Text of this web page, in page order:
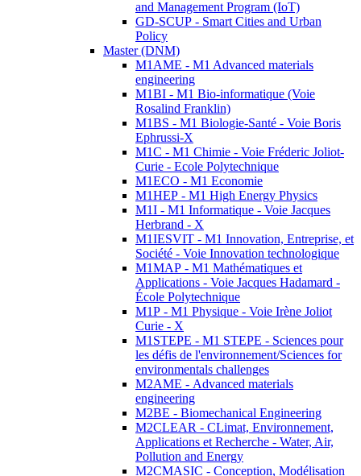
and Management Program (IoT)
GD-SCUP - Smart Cities and Urban
Policy
Master (DNM)
M1AME - M1 Advanced materials
engineering
M1BI - M1 Bio-informatique (Voie
Rosalind Franklin)
M1BS - M1 Biologie-Santé - Voie Boris
Ephrussi-X
M1C - M1 Chimie - Voie Fréderic Joliot-
Curie - Ecole Polytechnique
M1ECO - M1 Economie
M1HEP - M1 High Energy Physics
M1I - M1 Informatique - Voie Jacques
Herbrand - X
M1IESVIT - M1 Innovation, Entreprise, et
Société - Voie Innovation technologique
M1MAP - M1 Mathématiques et
Applications - Voie Jacques Hadamard -
École Polytechnique
M1P - M1 Physique - Voie Irène Joliot
Curie - X
M1STEPE - M1 STEPE - Sciences pour
les défis de l'environnement/Sciences for
environmentals challenges
M2AME - Advanced materials
engineering
M2BE - Biomechanical Engineering
M2CLEAR - CLimat, Environnement,
Applications et Recherche - Water, Air,
Pollution and Energy
M2CMASIC - Conception, Modélisation